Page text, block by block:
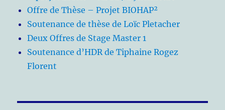
Offre de Thèse – Projet BIOHAP²
Soutenance de thèse de Loïc Pletacher
Deux Offres de Stage Master 1
Soutenance d’HDR de Tiphaine Rogez
Florent